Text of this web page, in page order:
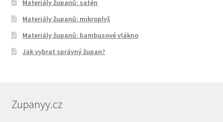
Materiály županů: satén
Materiály županů: mikroplyš
Materiály županů: bambusové vlákno
Jak vybrat správný župan?
Zupanyy.cz